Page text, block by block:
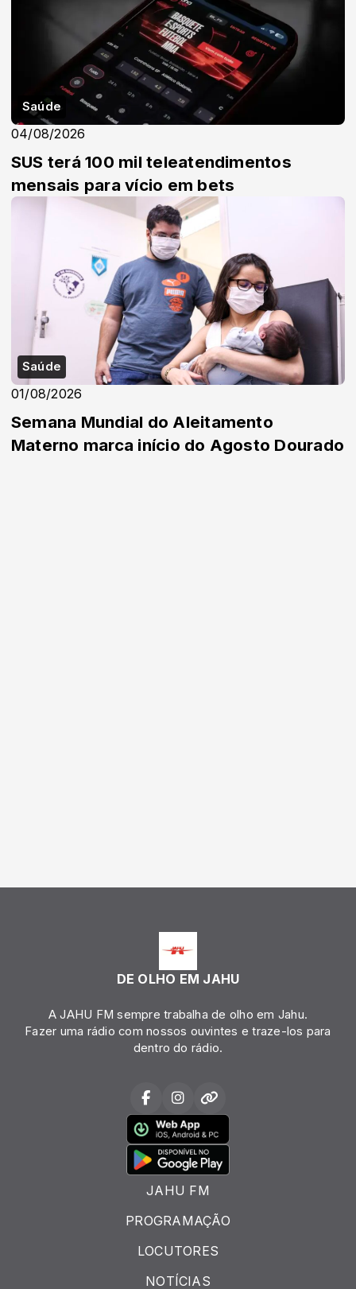
Saúde
04/08/2026
SUS terá 100 mil teleatendimentos
mensais para vício em bets
Saúde
01/08/2026
Semana Mundial do Aleitamento
Materno marca início do Agosto Dourado
DE OLHO EM JAHU
A JAHU FM sempre trabalha de olho em Jahu.
Fazer uma rádio com nossos ouvintes e traze-los para
dentro do rádio.
JAHU FM
PROGRAMAÇÃO
LOCUTORES
NOTÍCIAS